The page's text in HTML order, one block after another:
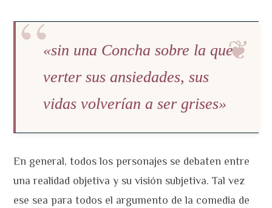
«sin una Concha sobre la que
verter sus ansiedades, sus
vidas volverían a ser grises»
En general, todos los personajes se debaten entre
una realidad objetiva y su visión subjetiva. Tal vez
ese sea para todos el argumento de la comedia de